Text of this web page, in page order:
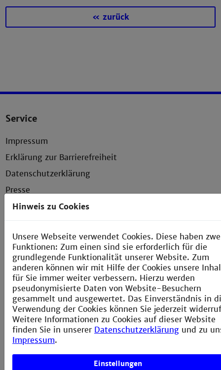
« zurück
Service
Impressum
Erklärung zur Barrierefreiheit
Datenschutzerklärung
Presse
Anfahrt und Campusplan
Verbesserungsvorschlag melden
Kontakt
Technische Hochschule Mannheim
Paul-Wittsack-Straße 10
68163 Mannheim
+49 621 292-6111
+49 621 292-6420
info@th-mannheim.de
Hinweis zu Cookies
Unsere Webseite verwendet Cookies. Diese haben
Funktionen: Zum einen sind sie erforderlich für die
grundlegende Funktionalität unserer Website. Zum
anderen können wir mit Hilfe der Cookies unsere
für Sie immer weiter verbessern. Hierzu werden
pseudonymisierte Daten von Website-Besuchern
gesammelt und ausgewertet. Das Einverständnis in
Verwendung der Cookies können Sie jederzeit
Weitere Informationen zu Cookies auf dieser Website
finden Sie in unserer Datenschutzerklärung und zu
Impressum.
Einstellungen